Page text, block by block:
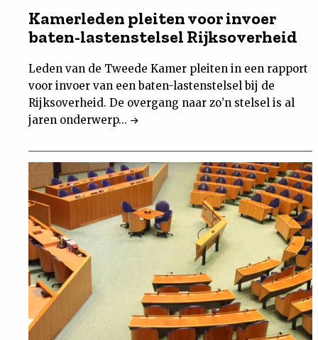
Kamerleden pleiten voor invoer
baten-lastenstelsel Rijksoverheid
Leden van de Tweede Kamer pleiten in een rapport
voor invoer van een baten-lastenstelsel bij de
Rijksoverheid. De overgang naar zo’n stelsel is al
jaren onderwerp...